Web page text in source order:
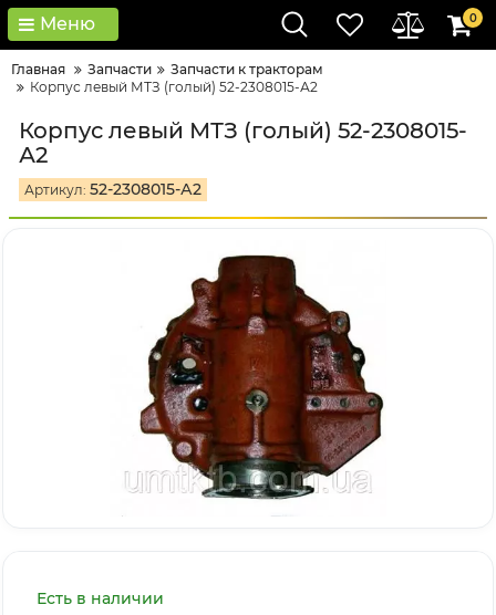
Меню 0
Главная Запчасти
Запчасти к тракторам
Корпус левый МТЗ (голый) 52-2308015-А2
Корпус левый МТЗ (голый) 52-2308015-
А2
Артикул: 52-2308015-А2
Есть в наличии